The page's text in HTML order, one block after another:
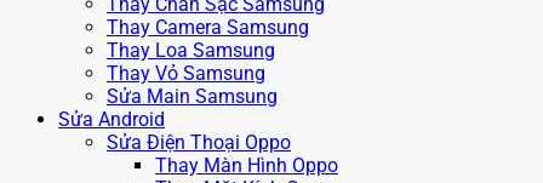
Thay Chân Sạc Samsung
Thay Camera Samsung
Thay Loa Samsung
Thay Vỏ Samsung
Sửa Main Samsung
Sửa Android
Sửa Điện Thoại Oppo
Thay Màn Hình Oppo